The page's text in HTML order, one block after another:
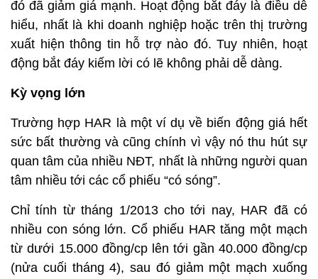
đó đã giảm giá mạnh. Hoạt động bắt đáy là điều dễ
hiểu, nhất là khi doanh nghiệp hoặc trên thị trường
xuất hiện thông tin hỗ trợ nào đó. Tuy nhiên, hoạt
động bắt đáy kiếm lời có lẽ không phải dễ dàng.
Kỳ vọng lớn
Trường hợp HAR là một ví dụ về biến động giá hết
sức bất thường và cũng chính vì vậy nó thu hút sự
quan tâm của nhiều NĐT, nhất là những người quan
tâm nhiều tới các cổ phiếu “có sóng”.
Chỉ tính từ tháng 1/2013 cho tới nay, HAR đã có
nhiều con sóng lớn. Cổ phiếu HAR tăng một mạch
từ dưới 15.000 đồng/cp lên tới gần 40.000 đồng/cp
(nửa cuối tháng 4), sau đó giảm một mạch xuống